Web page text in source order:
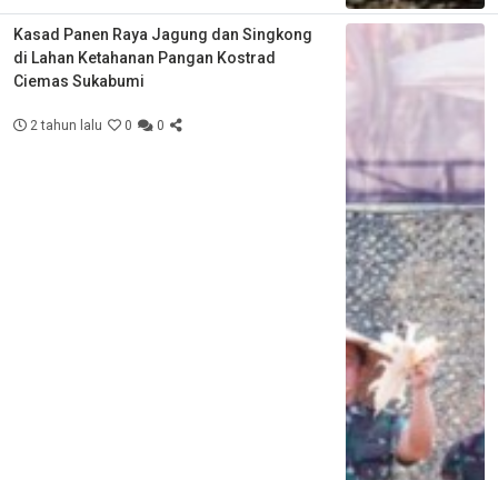
Kasad Panen Raya Jagung dan Singkong
di Lahan Ketahanan Pangan Kostrad
Ciemas Sukabumi
2 tahun lalu 0 0